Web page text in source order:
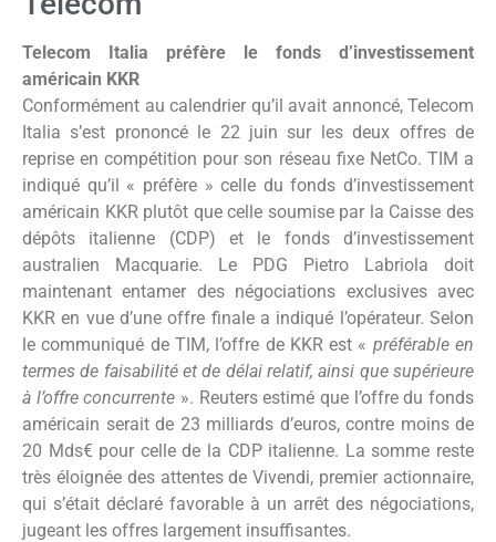
Telecom Italia préfère le fonds d’investissement
américain KKR
Conformément au calendrier qu’il avait annoncé, Telecom
Italia s’est prononcé le 22 juin sur les deux offres de
reprise en compétition pour son réseau fixe NetCo. TIM a
indiqué qu’il « préfère » celle du fonds d’investissement
américain KKR plutôt que celle soumise par la Caisse des
dépôts italienne (CDP) et le fonds d’investissement
australien Macquarie. Le PDG Pietro Labriola doit
maintenant entamer des négociations exclusives avec
KKR en vue d’une offre finale a indiqué l’opérateur. Selon
le communiqué de TIM, l’offre de KKR est « préférable en
termes de faisabilité et de délai relatif, ainsi que supérieure
à l’offre concurrente ». Reuters estimé que l’offre du fonds
américain serait de 23 milliards d’euros, contre moins de
20 Mds€ pour celle de la CDP italienne. La somme reste
très éloignée des attentes de Vivendi, premier actionnaire,
qui s’était déclaré favorable à un arrêt des négociations,
jugeant les offres largement insuffisantes.